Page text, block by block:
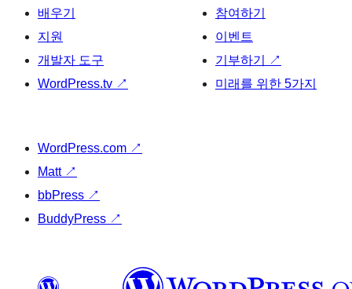
배우기
지원
개발자 도구
WordPress.tv ↗
참여하기
이벤트
기부하기
↗
미래를 위한 5가지
WordPress.com ↗
Matt ↗
bbPress ↗
BuddyPress ↗